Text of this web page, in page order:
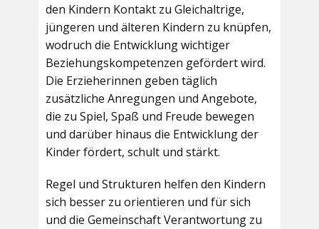
den Kindern Kontakt zu Gleichaltrige,
jüngeren und älteren Kindern zu knüpfen,
wodruch die Entwicklung wichtiger
Beziehungskompetenzen gefördert wird.
Die Erzieherinnen geben täglich
zusätzliche Anregungen und Angebote,
die zu Spiel, Spaß und Freude bewegen
und darüber hinaus die Entwicklung der
Kinder fördert, schult und stärkt.
Regel und Strukturen helfen den Kindern
sich besser zu orientieren und für sich
und die Gemeinschaft Verantwortung zu